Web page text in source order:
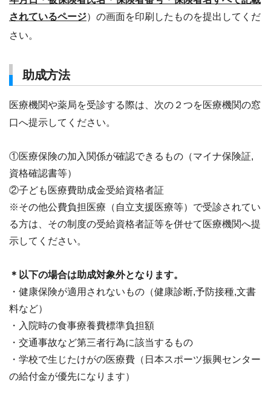
されているページ）の画面を印刷したものを提出してくだ
さい。
助成方法
医療機関や薬局を受診する際は、次の２つを医療機関の窓
口へ提示してください。
①医療保険の加入関係が確認できるもの（マイナ保険証,
資格確認書等）
②子ども医療費助成金受給資格者証
※その他公費負担医療（自立支援医療等）で受診されてい
る方は、その制度の受給資格者証等を併せて医療機関へ提
示してください。
＊以下の場合は助成対象外となります。
・健康保険が適用されないもの（健康診断,予防接種,文書
料など）
・入院時の食事療養費標準負担額
・交通事故など第三者行為に該当するもの
・学校で生じたけがの医療費（日本スポーツ振興センター
の給付金が優先になります）